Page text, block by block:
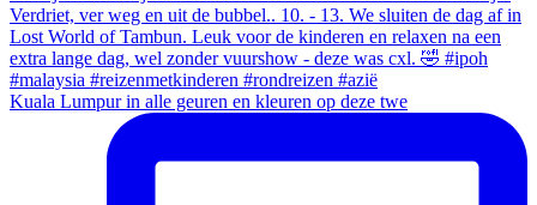
Kuala Lumpur in alle geuren en kleuren op deze twe